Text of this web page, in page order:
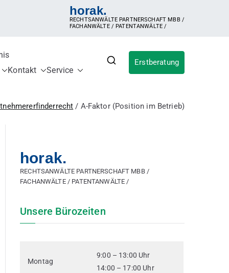
horak.
RECHTSANWÄLTE PARTNERSCHAFT MBB /
FACHANWÄLTE / PATENTANWÄLTE /
IP
Inanspruchnahme der Erfindung,
Kontakt Service
Erstberatung
A-Faktor (Position im Betrieb)
horak.
RECHTSANWÄLTE PARTNERSCHAFT MBB /
FACHANWÄLTE / PATENTANWÄLTE /
Unsere Bürozeiten
Montag
9:00 – 13:00 Uhr
14:00 – 17:00 Uhr